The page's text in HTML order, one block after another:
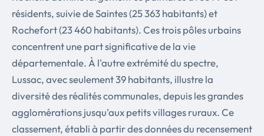
résidents, suivie de Saintes (25 363 habitants) et
Rochefort (23 460 habitants). Ces trois pôles urbains
concentrent une part significative de la vie
départementale. À l'autre extrémité du spectre,
Lussac, avec seulement 39 habitants, illustre la
diversité des réalités communales, depuis les grandes
agglomérations jusqu'aux petits villages ruraux. Ce
classement, établi à partir des données du recensement